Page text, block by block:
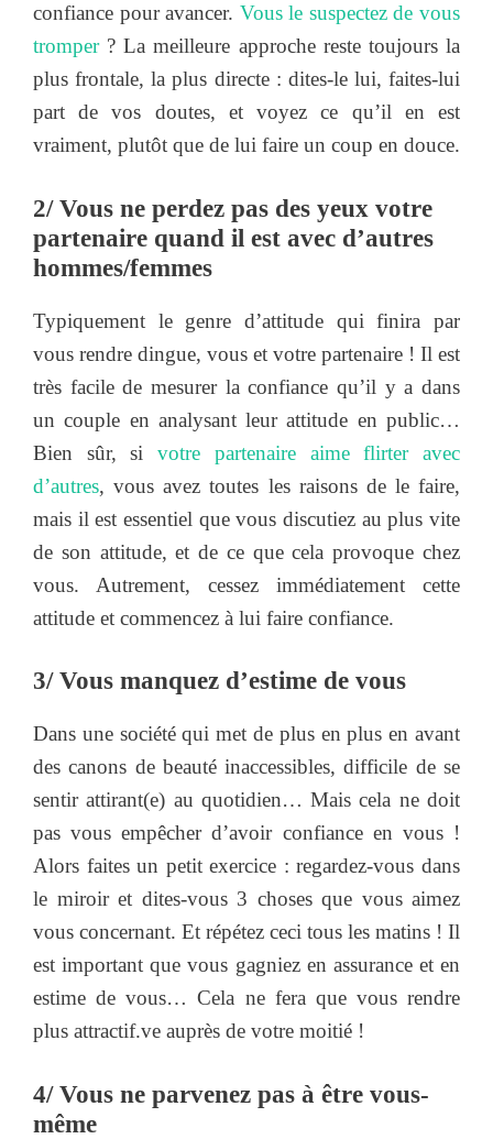
confiance pour avancer. Vous le suspectez de vous
tromper? La meilleure approche reste toujours la
plus frontale, la plus directe : dites-le lui, faites-lui
part de vos doutes, et voyez ce qu’il en est
vraiment, plutôt que de lui faire un coup en douce.
2/ Vous ne perdez pas des yeux votre
partenaire quand il est avec d’autres
hommes/femmes
Typiquement le genre d’attitude qui finira par
vous rendre dingue, vous et votre partenaire ! Il est
très facile de mesurer la confiance qu’il y a dans
un couple en analysant leur attitude en public…
Bien sûr, sivotre partenaire aime flirter avec
d’autres, vous avez toutes les raisons de le faire,
mais il est essentiel que vous discutiez au plus vite
de son attitude, et de ce que cela provoque chez
vous. Autrement, cessez immédiatement cette
attitude et commencez à lui faire confiance.
3/ Vous manquez d’estime de vous
Dans une société qui met de plus en plus en avant
des canons de beauté inaccessibles, difficile de se
sentir attirant(e) au quotidien… Mais cela ne doit
pas vous empêcher d’avoir confiance en vous !
Alors faites un petit exercice : regardez-vous dans
le miroir et dites-vous 3 choses que vous aimez
vous concernant. Et répétez ceci tous les matins ! Il
est important que vous gagniez en assurance et en
estime de vous… Cela ne fera que vous rendre
plus attractif.ve auprès de votre moitié !
4/ Vous ne parvenez pas à être vous-
même